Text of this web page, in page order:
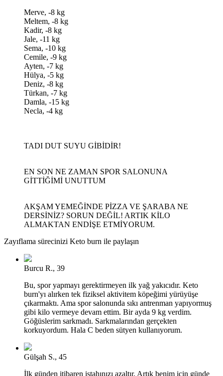
Merve, -8 kg
Meltem, -8 kg
Kadir, -8 kg
Jale, -11 kg
Sema, -10 kg
Cemile, -9 kg
Ayten, -7 kg
Hülya, -5 kg
Deniz, -8 kg
Türkan, -7 kg
Damla, -15 kg
Necla, -4 kg
TADI DUT SUYU GİBİDİR!
EN SON NE ZAMAN SPOR SALONUNA
GİTTİĞİMİ UNUTTUM
AKŞAM YEMEĞİNDE PİZZA VE ŞARABA NE
DERSİNİZ? SORUN DEĞİL! ARTIK KİLO
ALMAKTAN ENDİŞE ETMİYORUM.
Zayıflama sürecinizi Keto burn ile paylaşın
Burcu R., 39
Bu, spor yapmayı gerektirmeyen ilk yağ yakıcıdır. Keto
burn'yı alırken tek fiziksel aktivitem köpeğimi yürüyüşe
çıkarmaktı. Ama spor salonunda sıkı antrenman yapıyormuş
gibi kilo vermeye devam ettim. Bir ayda 9 kg verdim.
Göğüslerim sarkmadı. Sarkmalarından gerçekten
korkuyordum. Hala C beden sütyen kullanıyorum.
Gülşah S., 45
İlk günden itibaren iştahınızı azaltır. Artık benim için günde